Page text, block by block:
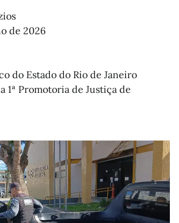
de 2026
do Estado do Rio de Janeiro
1ª Promotoria de Justiça de